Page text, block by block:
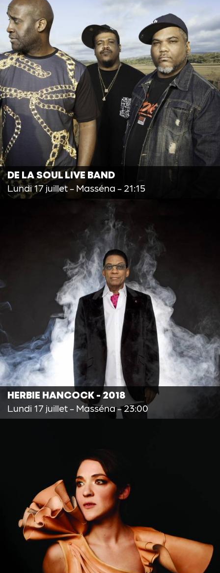
DE LA SOUL LIVE BAND
Lundi 17 juillet- Masséna - 21:15
HERBIE HANCOCK - 2018
Lundi 17 juillet- Masséna - 23:00